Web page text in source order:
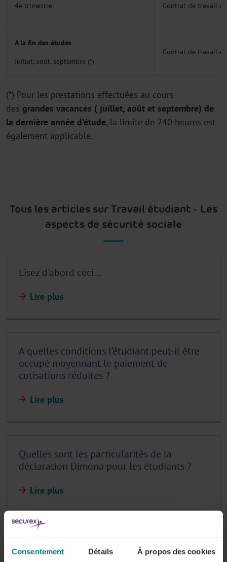
Consentement Détails À propos des cookies
4e trimestre Contrat de travail
A la fin des études
Juillet, août, septembre (*)
Contrat de travail
(*) Pour les prestations effectuées au cours
des grandes vacances ( juillet, août et septembre) de
la dernière année d'étude, la limite de 240 heures est
également applicable.
Tous les articles sur Travail étudiant - Les
aspects de sécurité sociale
Lisez d'abord ceci…
Lire plus
A quelles conditions l’étudiant peut-il être
occupé moyennant le paiement de
cotisations réduites ?
Lire plus
Quelles sont les particularités de la
déclaration Dimona pour les étudiants ?
Lire plus
La déclaration Dimona peut-elle être
modifiée ?